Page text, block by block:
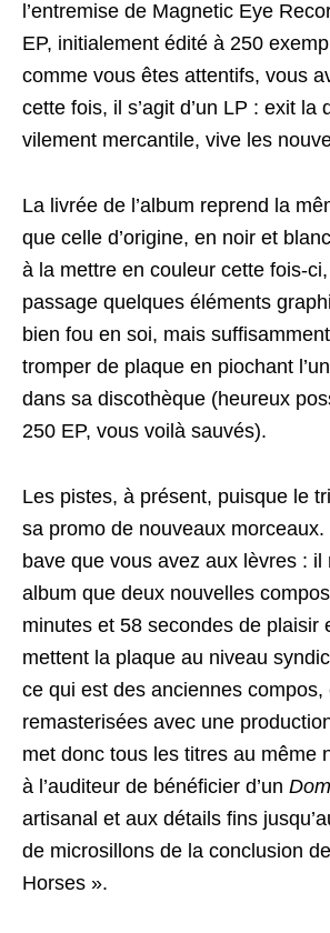
l’entremise de Magnetic Eye
EP, initialement édité à 250
comme vous êtes attentifs, vous
cette fois, il s’agit d’un LP : exit la
vilement mercantile, vive les
La livrée de l’album reprend la
que celle d’origine, en noir et
à la mettre en couleur cette fois-
passage quelques éléments
bien fou en soi, mais
tromper de plaque en piochant
dans sa discothèque (heureux
250 EP, vous voilà sauvés).
Les pistes, à présent, puisque le
sa promo de nouveaux
bave que vous avez aux lèvres : il
album que deux nouvelles
minutes et 58 secondes de plaisir
mettent la plaque au niveau
ce qui est des anciennes compos,
remasterisées avec une
met donc tous les titres au même
à l’auditeur de bénéficier d’un
artisanal et aux détails fins
de microsillons de la conclusion
Horses ».